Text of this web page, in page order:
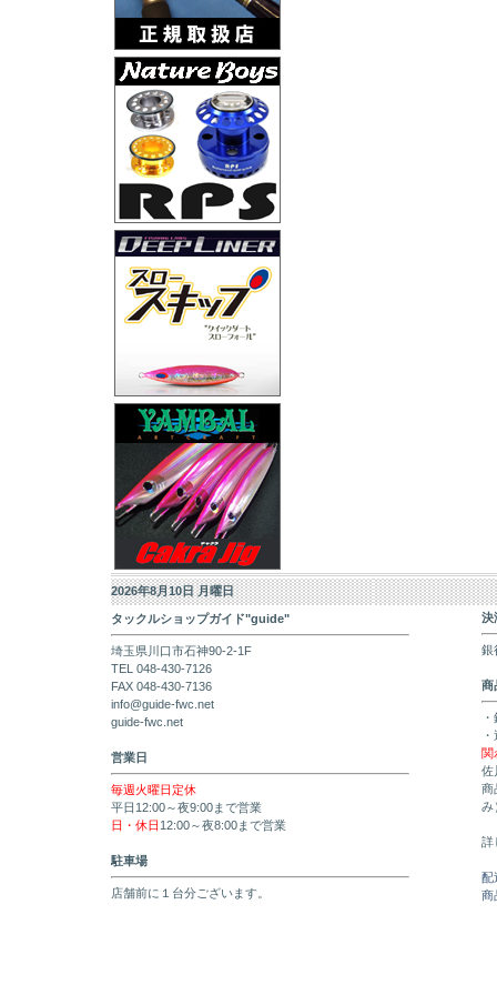
2026年8月10日 月曜日
タックルショップガイド"guide"
埼玉県川口市石神90-2-1F
TEL 048-430-7126
FAX 048-430-7136
info@guide-fwc.net
guide-fwc.net
営業日
毎週火曜日定休
平日12:00～夜9:00まで営業
日・休日 12:00～夜8:00まで営業
駐車場
店舗前に１台分ございます。
決
銀
商
関
佐
商
み
詳
配
商